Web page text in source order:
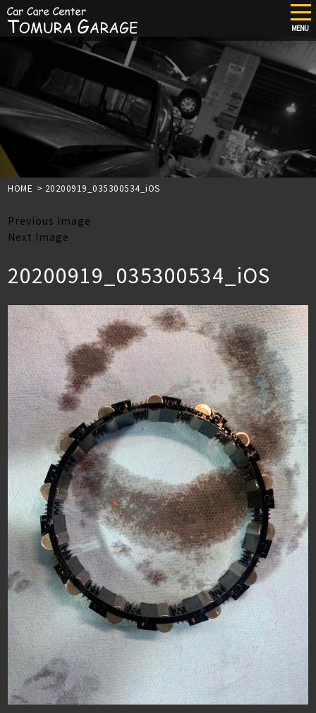
content
MENU
HOME > 20200919_035300534_iOS
Previous Image
Next Image
20200919_035300534_iOS